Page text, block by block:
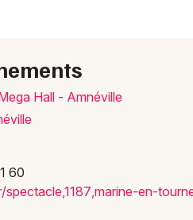
Hall - Amnéville
60
/spectacle ,1187 ,marine-en-tour